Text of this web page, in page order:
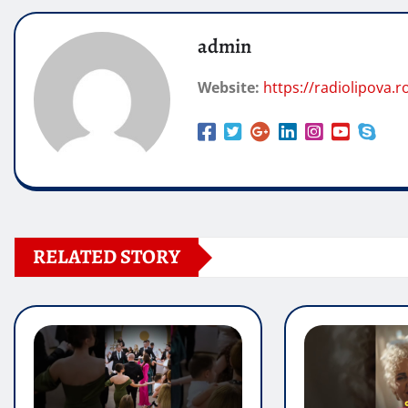
admin
Website: https://
RELATED STORY